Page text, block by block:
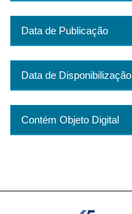
Data de Publicação
Data de Disponibilização
Contém Objeto Digital